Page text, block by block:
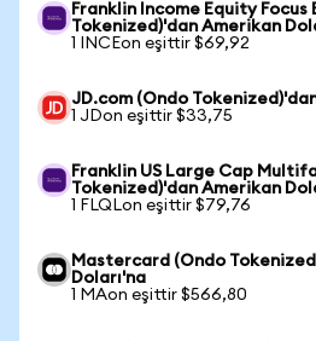
Franklin Income Equity Focus
Tokenized)'dan Amerikan
1 INCEon eşittir $69,92
JD.com (Ondo
1 JDon eşittir $33,75
Franklin US Large Cap
Tokenized)'dan Amerikan
1 FLQLon eşittir $79,76
Mastercard (Ondo
Doları'na
1 MAon eşittir $566,80